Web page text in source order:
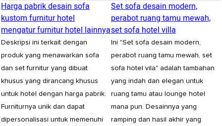
Harga pabrik desain sofa
kustom furnitur hotel
mengatur furnitur hotel lainnya
Deskripsi ini terkait dengan
produk yang menawarkan sofa
dan set furnitur yang dibuat
khusus yang dirancang khusus
untuk hotel dengan harga pabrik.
Furniturnya unik dan dapat
dipersonalisasi untuk memenuhi
Set sofa desain modern,
perabot ruang tamu mewah,
set sofa hotel villa
Ini "Set sofa desain modern,
perabot ruang tamu mewah, set
sofa hotel vila" adalah tambahan
yang indah dan elegan untuk
ruang tamu atau lounge hotel
mana pun. Desainnya yang
ramping dan hasil akhir yang